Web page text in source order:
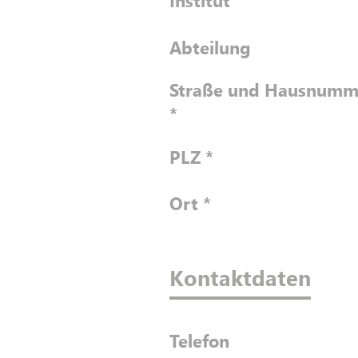
Abteilung
Straße und
*
PLZ *
Ort *
Kontaktdaten
Telefon